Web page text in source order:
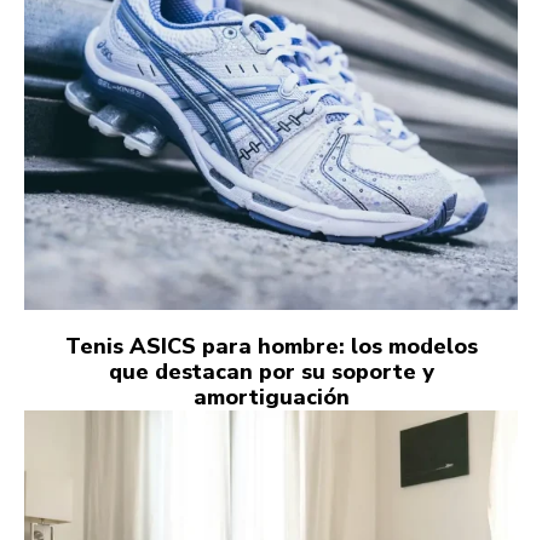
Tenis ASICS para hombre: los modelos
que destacan por su soporte y
amortiguación